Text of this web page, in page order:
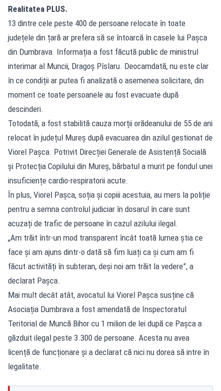
Realitatea PLUS.
13 dintre cele peste 400 de persoane relocate în toate
județele din țară ar prefera să se întoarcă în casele lui Pașca
din Dumbrava. Informația a fost făcută public de ministrul
interimar al Muncii, Dragoș Pîslaru. Deocamdată, nu este clar
în ce condiții ar putea fi analizată o asemenea solicitare, din
moment ce toate persoanele au fost evacuate după
descinderi.
Totodată, a fost stabilită cauza morții orădeanului de 55 de ani
relocat în județul Mureș după evacuarea din azilul gestionat de
Viorel Pașca. Potrivit Direcției Generale de Asistență Socială
și Protecția Copilului din Mureș, bărbatul a murit pe fondul unei
insuficiențe cardio-respiratorii acute.
În plus, Viorel Pașca, soția și copiii acestuia, au mers la poliție
pentru a semna controlul judiciar în dosarul în care sunt
acuzați de trafic de persoane în cazul azilului ilegal.
„Am trăit într-un mod transparent încât toată lumea ştia ce
face și am ajuns dintr-o dată să fim luați ca și cum am fi
făcut activități în subteran, deși noi am trăit la vedere”, a
declarat Pașca.
Mai mult decât atât, avocatul lui Viorel Pașca susține că
Asociația Dumbrava a fost amendată de Inspectoratul
Teritorial de Muncă Bihor cu 1 milion de lei după ce Pașca a
găzduit ilegal peste 3.300 de persoane. Acesta nu avea
licență de funcționare și a declarat că nici nu dorea să intre în
legalitate.